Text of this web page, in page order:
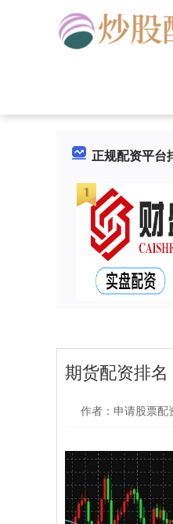
正规配资平台
期货配资排
作者：申请股票配